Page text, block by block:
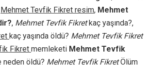
Mehmet Tevfik Fikret resim, Mehmet
, Mehmet Tevfik Fikretkaç yaşında?,
kaç yaşında öldü? Mehmet Tevfik Fikret
Fikret memleketi Mehmet Tevfik
öldü? Mehmet Tevfik FikretÖlüm